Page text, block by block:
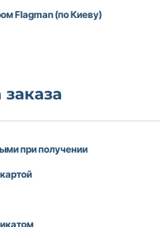
Flagman (по Киеву)
при получении